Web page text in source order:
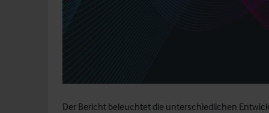
Der Bericht beleuchtet die unterschiedlichen